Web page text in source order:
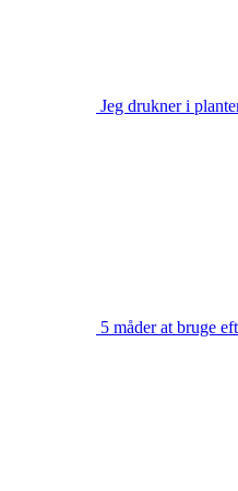
Jeg drukner i
5 måder at bruge